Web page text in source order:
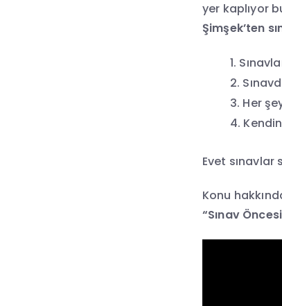
yer kaplıyor
Şimşek’ten
Her
Evet
Konu
“Sınav